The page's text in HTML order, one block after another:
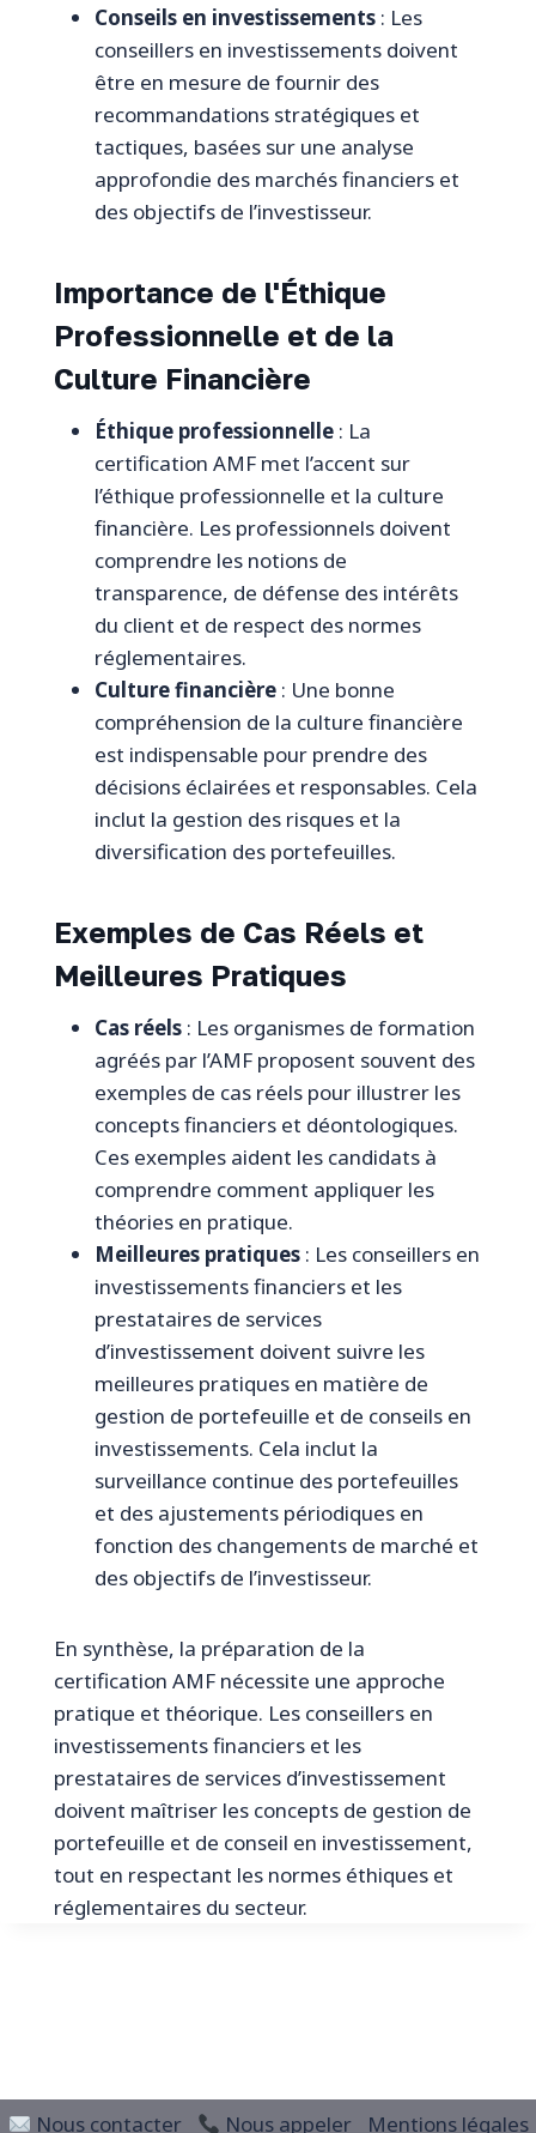
Conseils en investissements: Les
conseillers en investissements doivent
être en mesure de fournir des
recommandations stratégiques et
tactiques, basées sur une analyse
approfondie des marchés financiers et
des objectifs de l’investisseur.
Importance de l'Éthique
Professionnelle et de la
Culture Financière
Éthique professionnelle: La
certification AMF met l’accent sur
l’éthique professionnelle et la culture
financière. Les professionnels doivent
comprendre les notions de
transparence, de défense des intérêts
du client et de respect des normes
réglementaires.
Culture financière: Une bonne
compréhension de la culture financière
est indispensable pour prendre des
décisions éclairées et responsables. Cela
inclut la gestion des risques et la
diversification des portefeuilles.
Exemples de Cas Réels et
Meilleures Pratiques
Cas réels: Les organismes de formation
agréés par l’AMF proposent souvent des
exemples de cas réels pour illustrer les
concepts financiers et déontologiques.
Ces exemples aident les candidats à
comprendre comment appliquer les
théories en pratique.
Meilleures pratiques: Les conseillers en
investissements financiers et les
prestataires de services
d’investissement doivent suivre les
meilleures pratiques en matière de
gestion de portefeuille et de conseils en
investissements. Cela inclut la
surveillance continue des portefeuilles
et des ajustements périodiques en
fonction des changements de marché et
des objectifs de l’investisseur.
En synthèse, la préparation de la
certification AMF nécessite une approche
pratique et théorique. Les conseillers en
investissements financiers et les
prestataires de services d’investissement
doivent maîtriser les concepts de gestion de
portefeuille et de conseil en investissement,
tout en respectant les normes éthiques et
réglementaires du secteur.
Nous contacter Nous appeler Mentions légales